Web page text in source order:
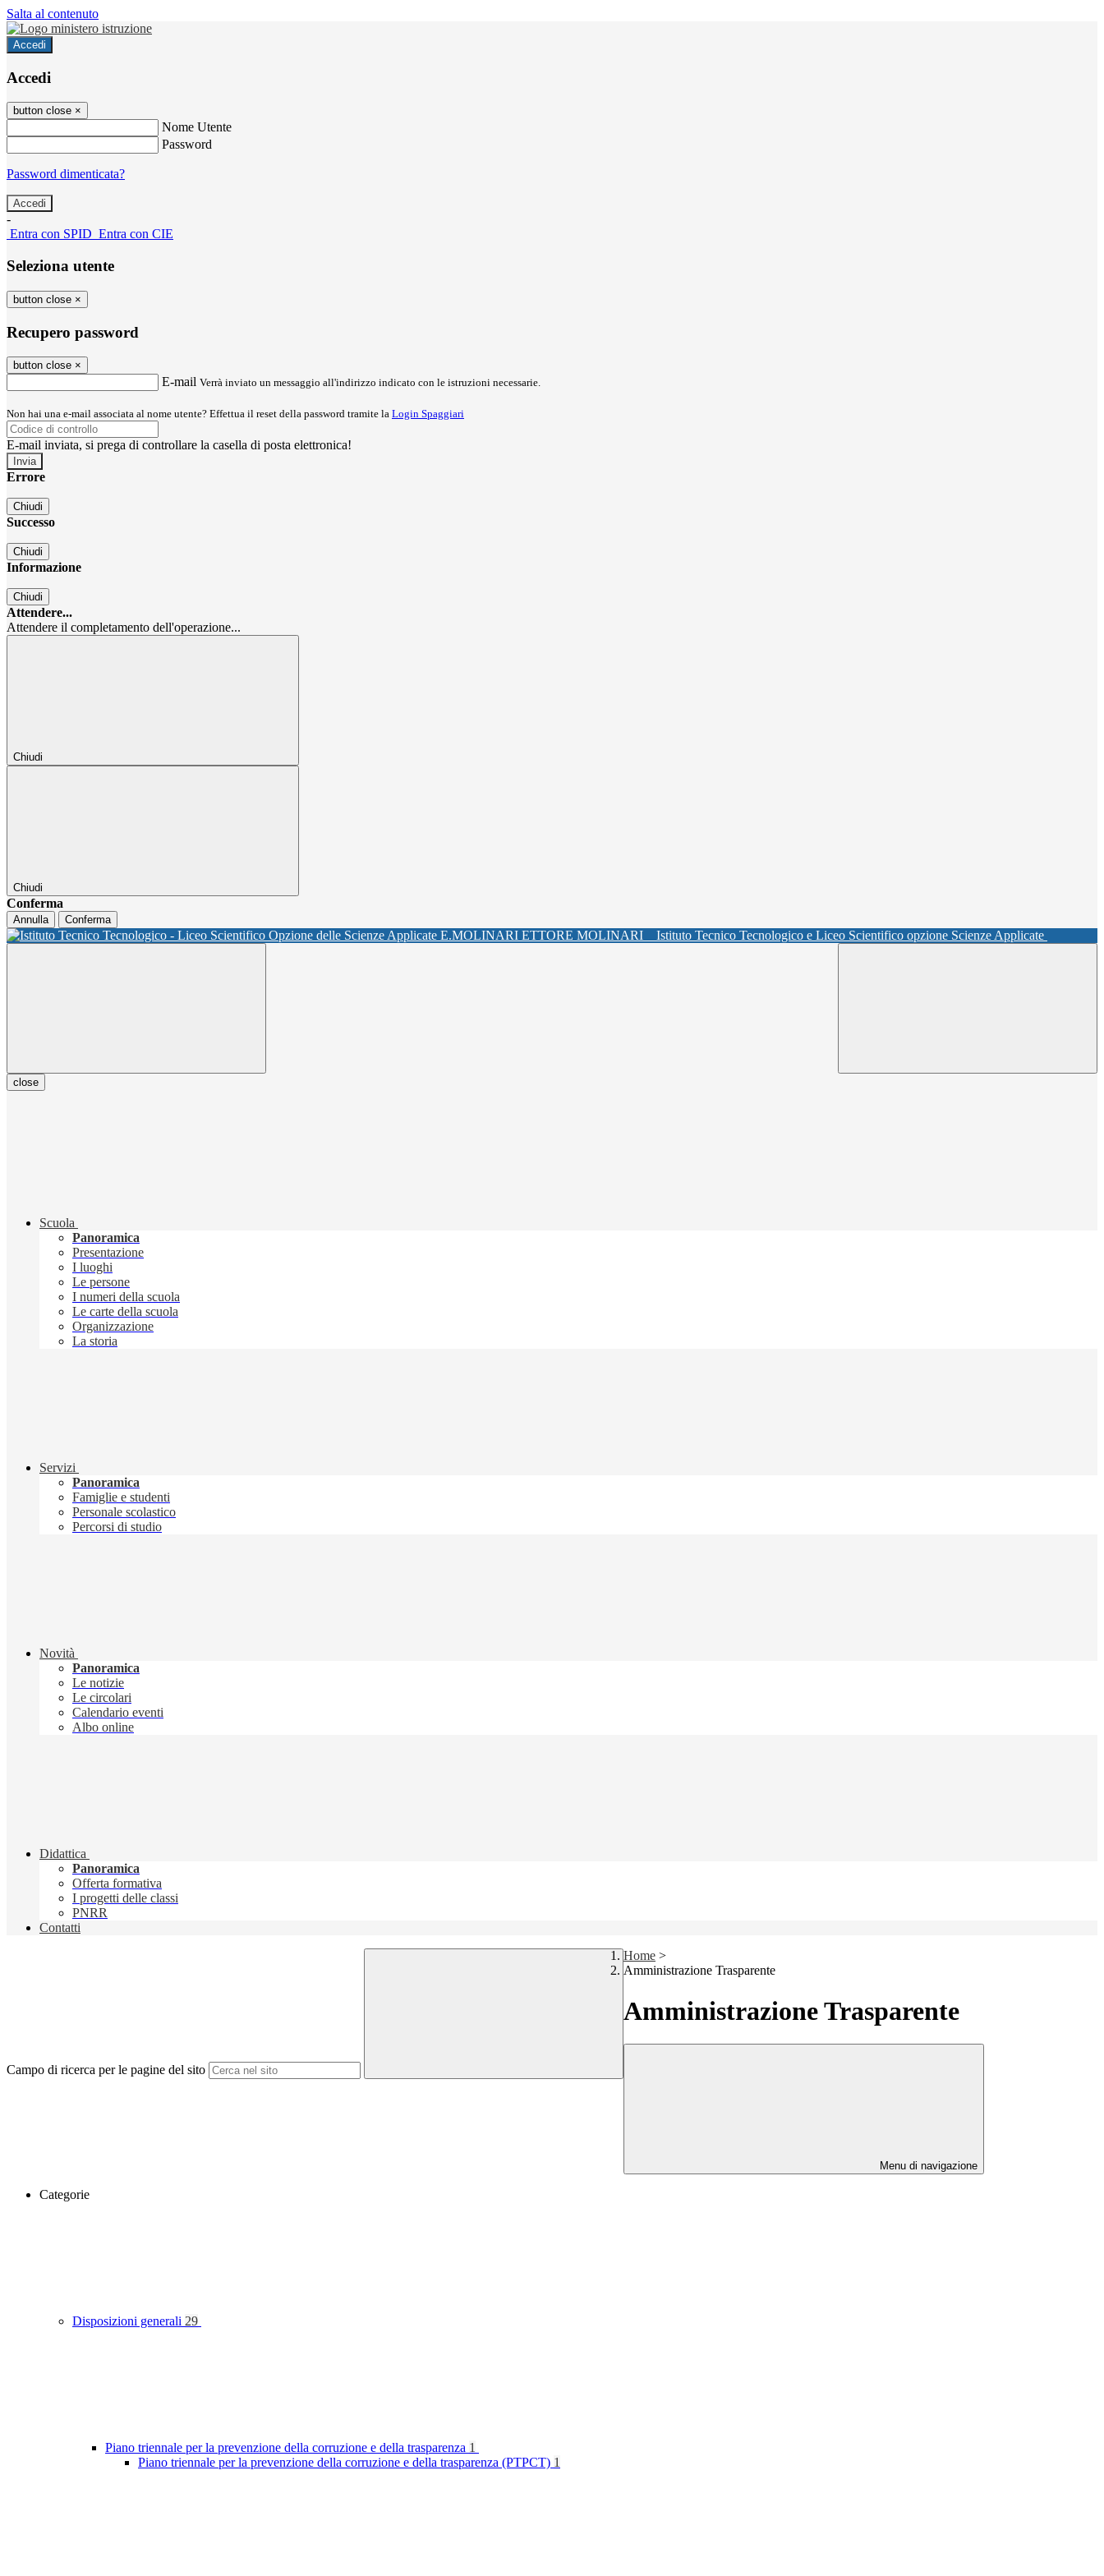
Salta al contenuto
Accedi
Accedi
button close ×
Nome Utente
Password
Password dimenticata?
-
Entra con SPID Entra con CIE
Seleziona utente
button close ×
Recupero password
button close ×
E-mail Verrà inviato un messaggio all'indirizzo indicato con le istruzioni necessarie.
Non hai una e-mail associata al nome utente? Effettua il reset della password tramite la Login Spaggiari
E-mail inviata, si prega di controllare la casella di posta elettronica!
Errore
Chiudi
Successo
Chiudi
Informazione
Chiudi
Attendere...
Attendere il completamento dell'operazione...
Chiudi
Chiudi
Conferma
Annulla Conferma
ETTORE MOLINARI Istituto Tecnico Tecnologico e Liceo Scientifico opzione Scienze Applicate
close
Scuola
Panoramica
Presentazione
I luoghi
Le persone
I numeri della scuola
Le carte della scuola
Organizzazione
La storia
Servizi
Panoramica
Famiglie e studenti
Personale scolastico
Percorsi di studio
Novità
Panoramica
Le notizie
Le circolari
Calendario eventi
Albo online
Didattica
Panoramica
Offerta formativa
I progetti delle classi
PNRR
Contatti
Campo di ricerca per le pagine del sito
Home >
Amministrazione Trasparente
Amministrazione Trasparente
Menu di navigazione
Categorie
Disposizioni generali 29
Piano triennale per la prevenzione della corruzione e della trasparenza 1
Piano triennale per la prevenzione della corruzione e della trasparenza (PTPCT) 1